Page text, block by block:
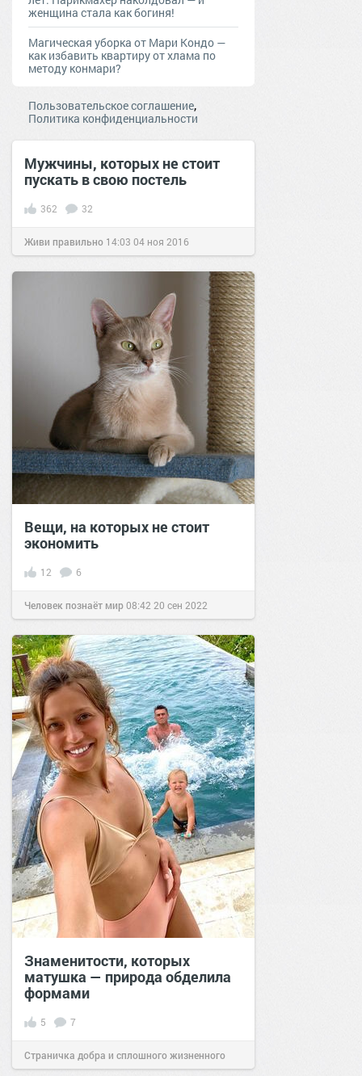
женщина стала как богиня!
Магическая уборка от Мари Кондо —
как избавить квартиру от хлама по
методу конмари?
Пользовательское соглашение,
Политика конфиденциальности
Мужчины, которых не стоит
пускать в свою постель
362 32
Живи правильно 14:03 04 ноя 2016
Вещи, на которых не стоит
экономить
12 6
Человек познаёт мир08:42 20 сен 2022
Знаменитости, которых
матушка — природа обделила
формами
5 7
Страничка добра и сплошного жизненного